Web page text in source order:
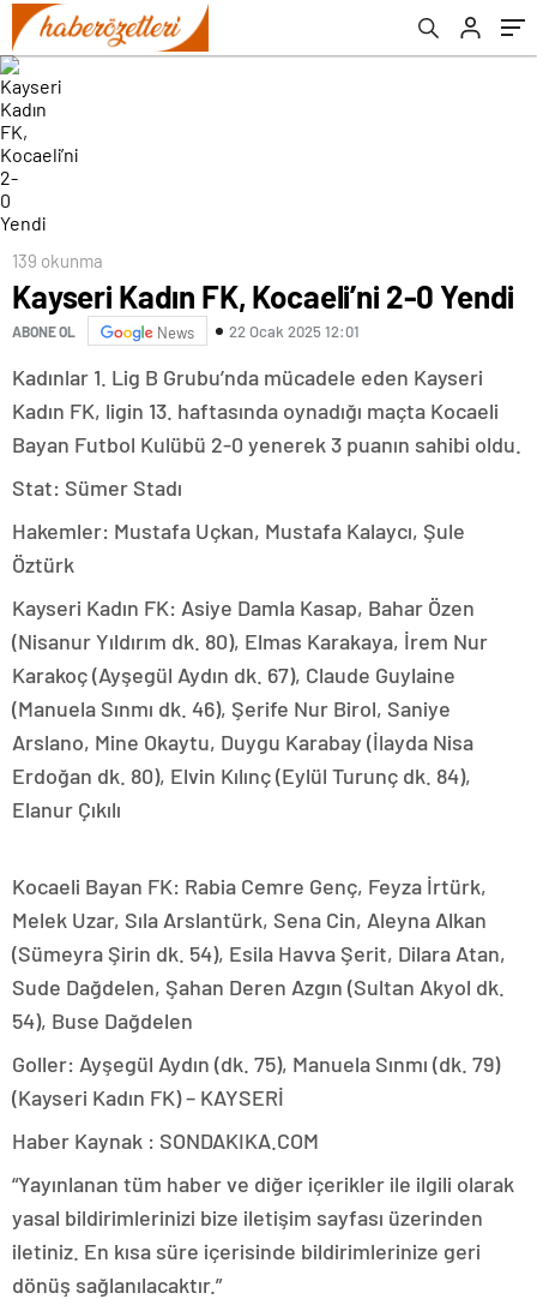
139 okunma
Kayseri Kadın FK, Kocaeli’ni 2-0 Yendi
ABONE OL News 22 Ocak 2025 12:01
Kadınlar 1. Lig B Grubu’nda mücadele eden Kayseri
Kadın FK, ligin 13. haftasında oynadığı maçta Kocaeli
Bayan Futbol Kulübü 2-0 yenerek 3 puanın sahibi oldu.
Stat: Sümer Stadı
Hakemler: Mustafa Uçkan, Mustafa Kalaycı, Şule
Öztürk
Kayseri Kadın FK: Asiye Damla Kasap, Bahar Özen
(Nisanur Yıldırım dk. 80), Elmas Karakaya, İrem Nur
Karakoç (Ayşegül Aydın dk. 67), Claude Guylaine
(Manuela Sınmı dk. 46), Şerife Nur Birol, Saniye
Arslano, Mine Okaytu, Duygu Karabay (İlayda Nisa
Erdoğan dk. 80), Elvin Kılınç (Eylül Turunç dk. 84),
Elanur Çıkılı
Kocaeli Bayan FK: Rabia Cemre Genç, Feyza İrtürk,
Melek Uzar, Sıla Arslantürk, Sena Cin, Aleyna Alkan
(Sümeyra Şirin dk. 54), Esila Havva Şerit, Dilara Atan,
Sude Dağdelen, Şahan Deren Azgın (Sultan Akyol dk.
54), Buse Dağdelen
Goller: Ayşegül Aydın (dk. 75), Manuela Sınmı (dk. 79)
(Kayseri Kadın FK) – KAYSERİ
Haber Kaynak : SONDAKIKA.COM
“Yayınlanan tüm haber ve diğer içerikler ile ilgili olarak
yasal bildirimlerinizi bize iletişim sayfası üzerinden
iletiniz. En kısa süre içerisinde bildirimlerinize geri
dönüş sağlanılacaktır.”